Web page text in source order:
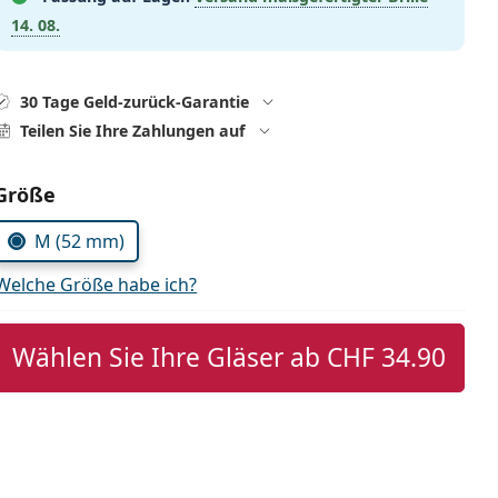
14. 08.
30 Tage Geld-zurück-Garantie
Teilen Sie Ihre Zahlungen auf
wählen
M (52 mm)
Größe habe ich?
Wählen Sie Ihre Gläser ab CHF 34.90